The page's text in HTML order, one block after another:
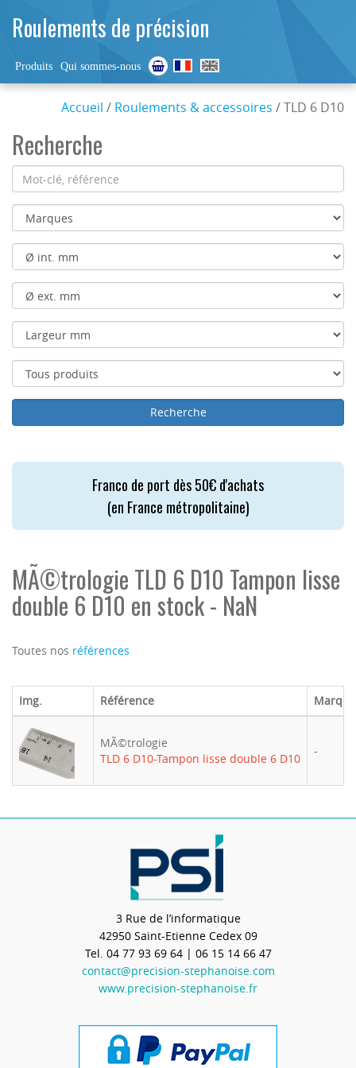
Roulements de précision
Produits Qui sommes-nous
Accueil / Roulements & accessoires / TLD 6 D10
Recherche
Franco de port dès 50€ d'achats
(en France métropolitaine)
MÃ©trologie TLD 6 D10 Tampon lisse
double 6 D10 en stock - NaN
Toutes nos références
Img. Référence Marque
MÃ©trologie
TLD 6 D10-Tampon lisse double 6 D10
-
3 Rue de l’informatique
42950 Saint-Etienne Cedex 09
Tel. 04 77 93 69 64| 06 15 14 66 47
contact@precision-stephanoise.com
www.precision-stephanoise.fr